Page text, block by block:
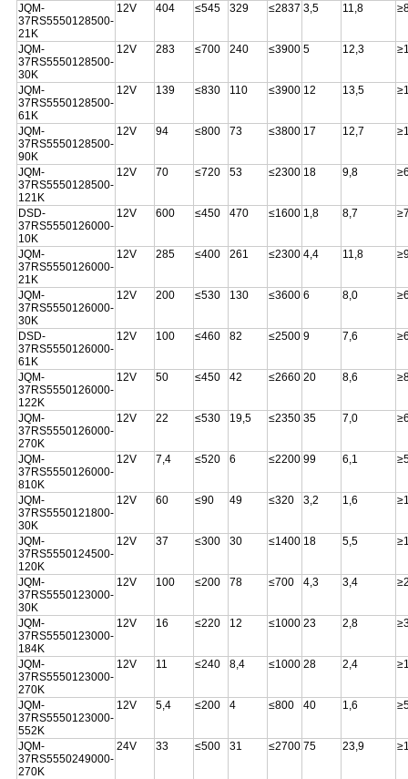
JQM-
37RS5550128500-
21K
12V 404 ≤545 329 ≤2837 3,5 11,8
JQM-
37RS5550128500-
30K
12V 283 ≤700 240 ≤3900 5 12,3
JQM-
37RS5550128500-
61K
12V 139 ≤830 110 ≤3900 12 13,5
JQM-
37RS5550128500-
90K
12V 94 ≤800 73 ≤3800 17 12,7
JQM-
37RS5550128500-
121K
12V 70 ≤720 53 ≤2300 18 9,8
DSD-
37RS5550126000-
10K
12V 600 ≤450 470 ≤1600 1,8 8,7
JQM-
37RS5550126000-
21K
12V 285 ≤400 261 ≤2300 4,4 11,8
JQM-
37RS5550126000-
30K
12V 200 ≤530 130 ≤3600 6 8,0
DSD-
37RS5550126000-
61K
12V 100 ≤460 82 ≤2500 9 7,6
JQM-
37RS5550126000-
122K
12V 50 ≤450 42 ≤2660 20 8,6
JQM-
37RS5550126000-
270K
12V 22 ≤530 19,5 ≤2350 35 7,0
JQM-
37RS5550126000-
810K
12V 7,4 ≤520 6 ≤2200 99 6,1
JQM-
37RS5550121800-
30K
12V 60 ≤90 49 ≤320 3,2 1,6
JQM-
37RS5550124500-
120K
12V 37 ≤300 30 ≤1400 18 5,5
JQM-
37RS5550123000-
30K
12V 100 ≤200 78 ≤700 4,3 3,4
JQM-
37RS5550123000-
184K
12V 16 ≤220 12 ≤1000 23 2,8
JQM-
37RS5550123000-
270K
12V 11 ≤240 8,4 ≤1000 28 2,4
JQM-
37RS5550123000-
552K
12V 5,4 ≤200 4 ≤800 40 1,6
JQM-
37RS5550249000-
270K
24V 33 ≤500 31 ≤2700 75 23,9